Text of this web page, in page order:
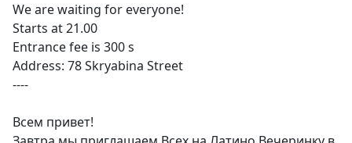
We are waiting for everyone!
Starts at 21.00
Entrance fee is 300 s
Address: 78 Skryabina Street
----
Всем привет!